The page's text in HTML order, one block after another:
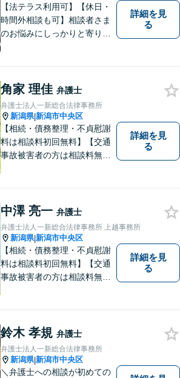
【法テラス利用可】【休日・
時間外相談も可】相談者さま
のお悩みにしっかりと寄り添
業・行政窓口など適切な相談
先をご紹介しています。
詳細を見
る
角家 理佳 弁護士
弁護士法人一新総合法律事務所
新潟県|新潟市中央区
【相続・債務整理・不貞慰謝
料は相談料初回無料】【交通
事故被害者の方は相談料無料
るため日々研鑽を積んでいま
す
詳細を見
る
中澤 亮一 弁護士
弁護士法人一新総合法律事務所 上越事務所
新潟県|新潟市中央区
【相続・債務整理・不貞慰謝
料は相談料初回無料】【交通
事故被害者の方は相談料無料
思っています。
詳細を見
る
鈴木 孝規 弁護士
弁護士法人一新総合法律事務所
新潟県|新潟市中央区
＼弁護士への相談が初めての